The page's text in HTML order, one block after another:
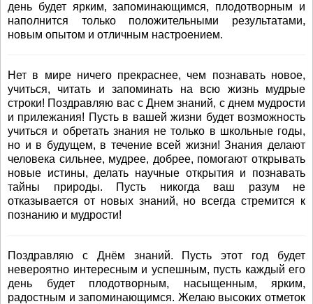
день будет ярким, запоминающимся, плодотворным и
наполнится только положительными результатами,
новым опытом и отличным настроением.
Нет в мире ничего прекраснее, чем познавать новое,
учиться, читать и запоминать на всю жизнь мудрые
строки! Поздравляю вас с Днем знаний, с днем мудрости
и прилежания! Пусть в вашей жизни будет возможность
учиться и обретать знания не только в школьные годы,
но и в будущем, в течение всей жизни! Знания делают
человека сильнее, мудрее, добрее, помогают открывать
новые истины, делать научные открытия и познавать
тайны природы. Пусть никогда ваш разум не
отказывается от новых знаний, но всегда стремится к
познанию и мудрости!
Поздравляю с Днём знаний. Пусть этот год будет
невероятно интересным и успешным, пусть каждый его
день будет плодотворным, насыщенным, ярким,
радостным и запоминающимся. Желаю высоких отметок